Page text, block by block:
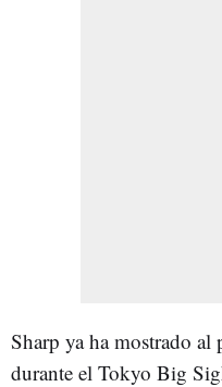
Sharp ya ha mostrado
durante el Tokyo Big